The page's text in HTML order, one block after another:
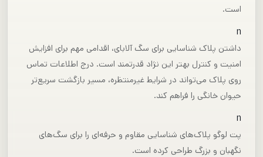
است.
n
داشتن پلاک شناسایی برای سگ آلابای، اقدامی مهم برای افزایش
امنیت و کنترل بهتر این نژاد قدرتمند است. درج اطلاعات تماس
روی پلاک می‌تواند در شرایط غیرمنتظره، مسیر بازگشت سریع‌تر
حیوان خانگی را فراهم کند.
n
پت لوگو پلاک‌های شناسایی مقاوم و حرفه‌ای را برای سگ‌های
نگهبان و بزرگ طراحی کرده است.